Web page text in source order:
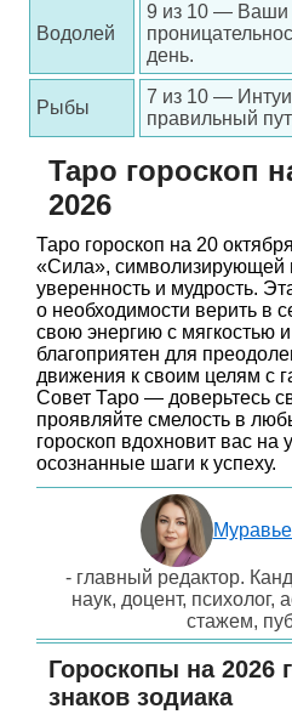
Водолей
9 из 10 — Ваши
день.
Рыбы
7 из 10 —
правильный
Таро гороскоп
2026
Таро гороскоп на 20
«Сила»,
уверенность и мудрость.
о необходимости верить в
свою энергию с мягкостью
благоприятен для
движения к своим целям с
Совет Таро — доверьтесь
проявляйте смелость в
гороскоп вдохновит вас на
осознанные шаги к успеху.
- главный редактор.
наук, доцент, психолог,
стажем,
Гороскопы на 2026
знаков зодиака